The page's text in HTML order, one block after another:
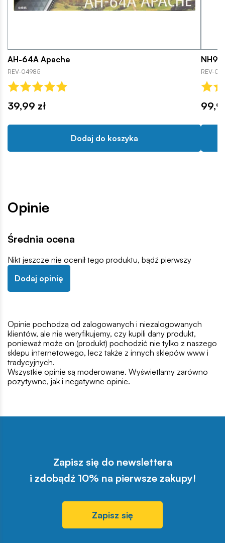
AH-64A Apache
REV-04985
39,99 zł
Dodaj do koszyka
NH90
REV-
Opinie
Średnia ocena
Nikt jeszcze nie ocenił tego produktu, bądź pierwszy
Dodaj opinię
Opinie pochodzą od zalogowanych i niezalogowanych
klientów, ale nie weryfikujemy, czy kupili dany produkt,
ponieważ może on (produkt) pochodzić nie tylko z naszego
sklepu internetowego, lecz także z innych sklepów www i
tradycyjnych.
Wszystkie opinie są moderowane. Wyświetlamy zarówno
pozytywne, jak i negatywne opinie.
Zapisz się do newslettera
i zdobądź 10% na pierwsze zakupy!
Zapisz się